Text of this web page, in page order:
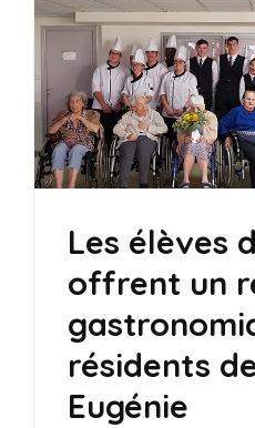
Les élèves
offrent un
résidents
Eugénie